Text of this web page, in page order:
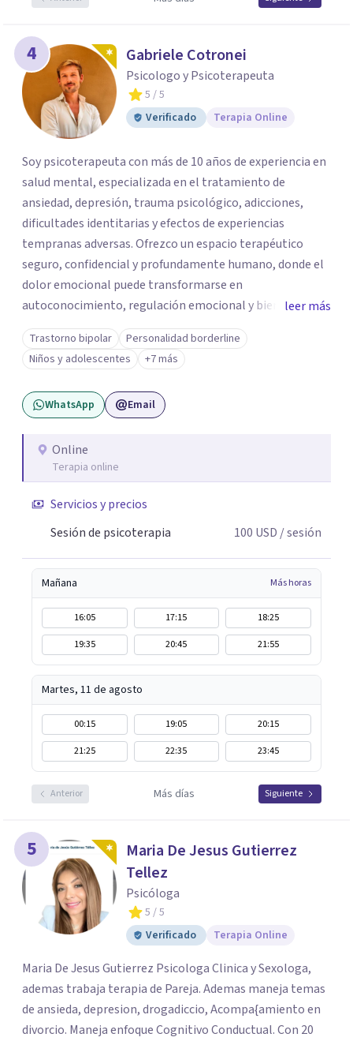
4 Gabriele Cotronei
Psicologo y Psicoterapeuta
5 / 5
Verificado
Terapia Online
Soy psicoterapeuta con más de 10 años de experiencia en
salud mental, especializada en el tratamiento de
ansiedad, depresión, trauma psicológico, adicciones,
dificultades identitarias y efectos de experiencias
tempranas adversas. Ofrezco un espacio terapéutico
seguro, confidencial y profundamente humano, donde el
dolor emocional puede transformarse en
autoconocimiento, regulación emocional y bienestar.
Trabajo desde un enfoque integrativo que combina
psicoanálisis, terapia somática y de trauma, psicología
corporal, Mentalization Based Therapy (MBT),
hipnoterapia y respiración neurodinámica, integrando
actualmente la Psicología Analítica Junguiana. Mi
ecopsicología y el trabajo simbólico con el inconsciente,
entendiendo que cada proceso terapéutico es único y
leer más
Trastorno bipolar
Personalidad borderline
Niños y adolescentes
+7 más
WhatsApp Email
Online
Terapia online
Servicios y precios
Sesión de psicoterapia
100 USD / sesión
Mañana Más horas
16:05 17:15
18:25
19:35
20:45 21:55
Martes, 11 de agosto
00:15 19:05
20:15
21:25
22:35 23:45
Anterior Más días Siguiente
5
Maria De Jesus Gutierrez
Tellez
Psicóloga
5 / 5
Verificado
Terapia Online
Maria De Jesus Gutierrez Psicologa Clinica y Sexologa,
ademas trabaja terapia de Pareja. Ademas maneja temas
de ansieda, depresion, drogadiccio, Acompa{amiento en
divorcio. Maneja enfoque Cognitivo Conductual. Con 20